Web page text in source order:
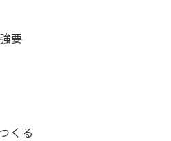
要
くる